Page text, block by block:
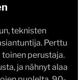
teknisten
Perttu
toinen perustaja.
ja nähnyt alaa